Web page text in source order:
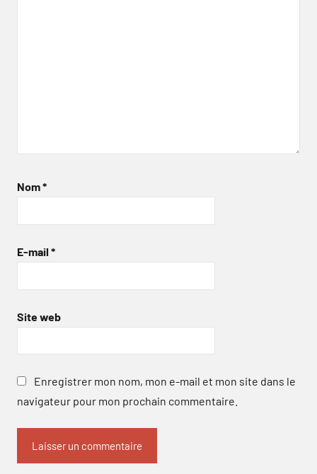
Nom*
E-mail *
Site web
Enregistrer mon nom, mon e-mail et mon site dans le
navigateur pour mon prochain commentaire.